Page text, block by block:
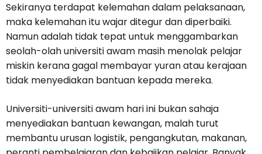
Sekiranya terdapat kelemahan dalam pelaksanaan,
maka kelemahan itu wajar ditegur dan diperbaiki.
Namun adalah tidak tepat untuk menggambarkan
seolah-olah universiti awam masih menolak pelajar
miskin kerana gagal membayar yuran atau kerajaan
tidak menyediakan bantuan kepada mereka.
Universiti-universiti awam hari ini bukan sahaja
menyediakan bantuan kewangan, malah turut
membantu urusan logistik, pengangkutan, makanan,